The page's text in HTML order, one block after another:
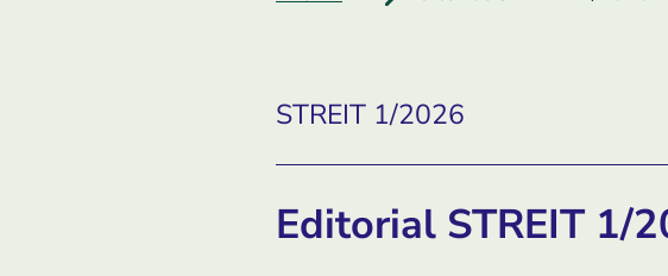
STREIT 1/2026
Editorial STREIT 1/